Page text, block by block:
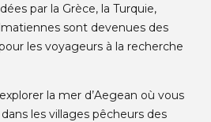
par la Grèce, la Turquie,
sont devenues des
les voyageurs à la recherche
la mer d’Aegean où vous
les villages pêcheurs des